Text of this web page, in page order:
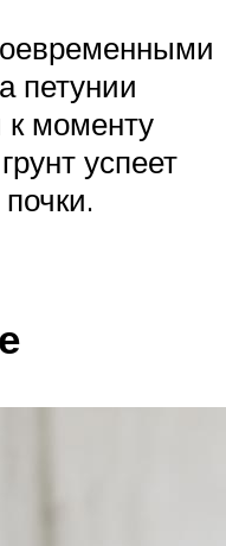
петунии
к моменту
успеет